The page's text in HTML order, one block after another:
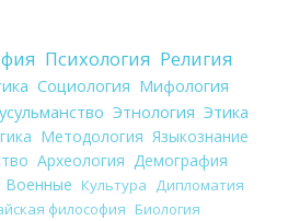
Психология Религия
Социология Мифология
Этнология Этика
Методология Языкознание
Археология Демография
Военные Культура
Дипломатия
философия Биология